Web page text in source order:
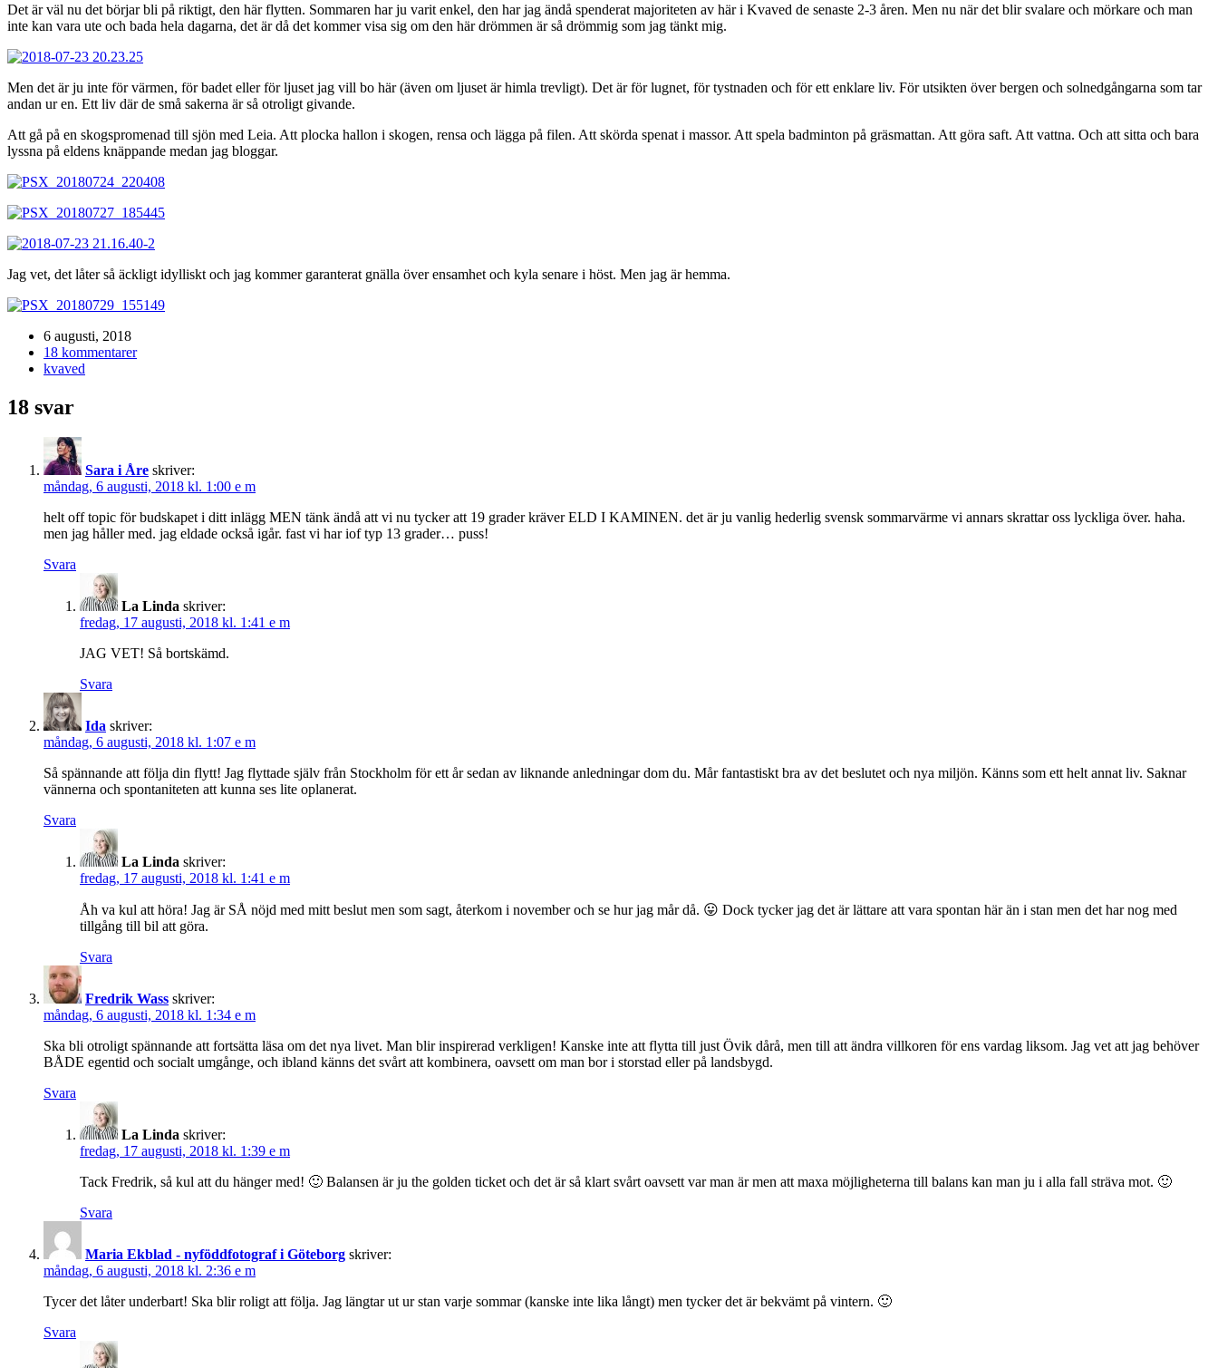
Det är väl nu det börjar bli på riktigt, den här flytten. Sommaren har ju varit enkel, den har jag ändå spenderat majoriteten av här i Kvaved de senaste 2-3 åren. Men nu när det blir svalare och mörkare och man
inte kan vara ute och bada hela dagarna, det är då det kommer visa sig om den här drömmen är så drömmig som jag tänkt mig.
Men det är ju inte för värmen, för badet eller för ljuset jag vill bo här (även om ljuset är himla trevligt). Det är för lugnet, för tystnaden och för ett enklare liv. För utsikten över bergen och solnedgångarna som tar
andan ur en. Ett liv där de små sakerna är så otroligt givande.
Att gå på en skogspromenad till sjön med Leia. Att plocka hallon i skogen, rensa och lägga på filen. Att skörda spenat i massor. Att spela badminton på gräsmattan. Att göra saft. Att vattna. Och att sitta och bara
lyssna på eldens knäppande medan jag bloggar.
Jag vet, det låter så äckligt idylliskt och jag kommer garanterat gnälla över ensamhet och kyla senare i höst. Men jag är hemma.
6 augusti, 2018
18 kommentarer
kvaved
18 svar
Sara i Åre skriver:
måndag, 6 augusti, 2018 kl. 1:00 e m
helt off topic för budskapet i ditt inlägg MEN tänk ändå att vi nu tycker att 19 grader kräver ELD I KAMINEN. det är ju vanlig hederlig svensk sommarvärme vi annars skrattar oss lyckliga över. haha.
men jag håller med. jag eldade också igår. fast vi har iof typ 13 grader… puss!
Svara
La Linda skriver:
fredag, 17 augusti, 2018 kl. 1:41 e m
JAG VET! Så bortskämd.
Svara
Ida skriver:
måndag, 6 augusti, 2018 kl. 1:07 e m
Så spännande att följa din flytt! Jag flyttade själv från Stockholm för ett år sedan av liknande anledningar dom du. Mår fantastiskt bra av det beslutet och nya miljön. Känns som ett helt annat liv. Saknar
vännerna och spontaniteten att kunna ses lite oplanerat.
Svara
La Linda skriver:
fredag, 17 augusti, 2018 kl. 1:41 e m
Åh va kul att höra! Jag är SÅ nöjd med mitt beslut men som sagt, återkom i november och se hur jag mår då. 😛 Dock tycker jag det är lättare att vara spontan här än i stan men det har nog med
tillgång till bil att göra.
Svara
Fredrik Wass skriver:
måndag, 6 augusti, 2018 kl. 1:34 e m
Ska bli otroligt spännande att fortsätta läsa om det nya livet. Man blir inspirerad verkligen! Kanske inte att flytta till just Övik dårå, men till att ändra villkoren för ens vardag liksom. Jag vet att jag behöver
BÅDE egentid och socialt umgånge, och ibland känns det svårt att kombinera, oavsett om man bor i storstad eller på landsbygd.
Svara
La Linda skriver:
fredag, 17 augusti, 2018 kl. 1:39 e m
Tack Fredrik, så kul att du hänger med! 🙂 Balansen är ju the golden ticket och det är så klart svårt oavsett var man är men att maxa möjligheterna till balans kan man ju i alla fall sträva mot. 🙂
Svara
Maria Ekblad - nyföddfotograf i Göteborg skriver:
måndag, 6 augusti, 2018 kl. 2:36 e m
Tycer det låter underbart! Ska blir roligt att följa. Jag längtar ut ur stan varje sommar (kanske inte lika långt) men tycker det är bekvämt på vintern. 🙂
Svara